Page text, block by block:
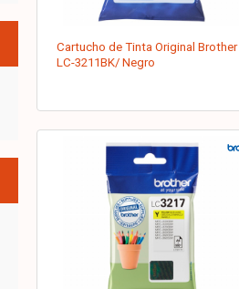
Cartucho de Tinta Original Brother
LC-3211BK/ Negro